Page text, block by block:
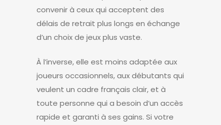
convenir à ceux qui acceptent des
délais de retrait plus longs en échange
d’un choix de jeux plus vaste.
À l’inverse, elle est moins adaptée aux
joueurs occasionnels, aux débutants qui
veulent un cadre français clair, et à
toute personne qui a besoin d’un accès
rapide et garanti à ses gains. Si votre